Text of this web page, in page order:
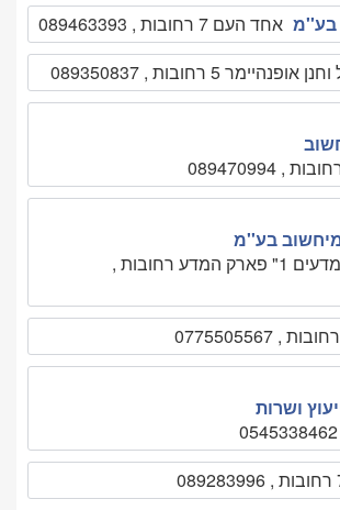
בע''מ אחד העם 7 רחובות , 089463393
אופנהיימר 5 רחובות , 089350837
בע''מ
פלאוט 10 ,בנין "מדעים 1" פארק המדע רחובות ,
, 0775505567
ושרות